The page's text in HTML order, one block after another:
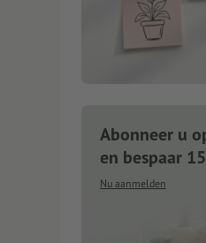
Abonneer u
en bespaar
Nu aanmelden